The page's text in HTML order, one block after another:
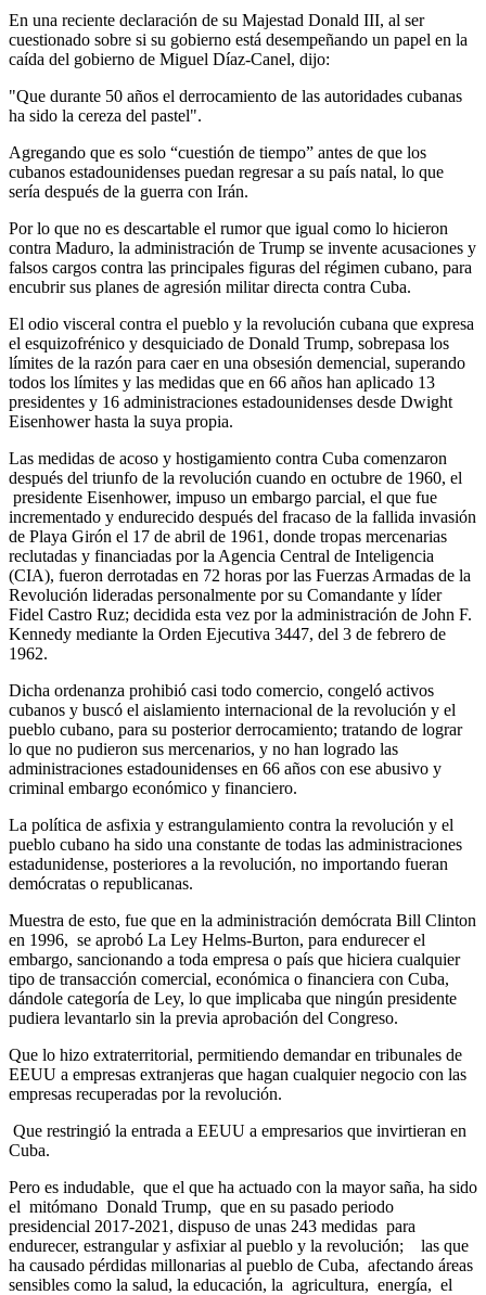
En una reciente declaración de su Majestad Donald III, al ser
cuestionado sobre si su gobierno está desempeñando un papel en la
caída del gobierno de Miguel Díaz-Canel, dijo:
"Que durante 50 años el derrocamiento de las autoridades cubanas
ha sido la cereza del pastel".
Agregando que es solo “cuestión de tiempo” antes de que los
cubanos estadounidenses puedan regresar a su país natal, lo que
sería después de la guerra con Irán.
Por lo que no es descartable el rumor que igual como lo hicieron
contra Maduro, la administración de Trump se invente acusaciones y
falsos cargos contra las principales figuras del régimen cubano, para
encubrir sus planes de agresión militar directa contra Cuba.
El odio visceral contra el pueblo y la revolución cubana que expresa
el esquizofrénico y desquiciado de Donald Trump, sobrepasa los
límites de la razón para caer en una obsesión demencial, superando
todos los límites y las medidas que en 66 años han aplicado 13
presidentes y 16 administraciones estadounidenses desde Dwight
Eisenhower hasta la suya propia.
Las medidas de acoso y hostigamiento contra Cuba comenzaron
después del triunfo de la revolución cuando en octubre de 1960, el
presidente Eisenhower, impuso un embargo parcial, el que fue
incrementado y endurecido después del fracaso de la fallida invasión
de Playa Girón el 17 de abril de 1961, donde tropas mercenarias
reclutadas y financiadas por la Agencia Central de Inteligencia
(CIA), fueron derrotadas en 72 horas por las Fuerzas Armadas de la
Revolución lideradas personalmente por su Comandante y líder
Fidel Castro Ruz; decidida esta vez por la administración de John F.
Kennedy mediante la Orden Ejecutiva 3447, del 3 de febrero de
1962.
Dicha ordenanza prohibió casi todo comercio, congeló activos
cubanos y buscó el aislamiento internacional de la revolución y el
pueblo cubano, para su posterior derrocamiento; tratando de lograr
lo que no pudieron sus mercenarios, y no han logrado las
administraciones estadounidenses en 66 años con ese abusivo y
criminal embargo económico y financiero.
La política de asfixia y estrangulamiento contra la revolución y el
pueblo cubano ha sido una constante de todas las administraciones
estadunidense, posteriores a la revolución, no importando fueran
demócratas o republicanas.
Muestra de esto, fue que en la administración demócrata Bill Clinton
en 1996, se aprobó La Ley Helms-Burton, para endurecer el
embargo, sancionando a toda empresa o país que hiciera cualquier
tipo de transacción comercial, económica o financiera con Cuba,
dándole categoría de Ley, lo que implicaba que ningún presidente
pudiera levantarlo sin la previa aprobación del Congreso.
Que lo hizo extraterritorial, permitiendo demandar en tribunales de
EEUU a empresas extranjeras que hagan cualquier negocio con las
empresas recuperadas por la revolución.
Que restringió la entrada a EEUU a empresarios que invirtieran en
Cuba.
Pero es indudable, que el que ha actuado con la mayor saña, ha sido
el mitómano Donald Trump, que en su pasado periodo
presidencial 2017-2021, dispuso de unas 243 medidas para
endurecer, estrangular y asfixiar al pueblo y la revolución; las que
ha causado pérdidas millonarias al pueblo de Cuba, afectando áreas
sensibles como la salud, la educación, la agricultura, energía, el